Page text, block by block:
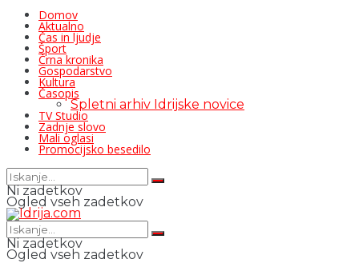
Domov
Aktualno
Čas in ljudje
Šport
Črna kronika
Gospodarstvo
Kultura
Časopis
Spletni arhiv Idrijske novice
TV Studio
Zadnje slovo
Mali oglasi
Promocijsko besedilo
Ni zadetkov
Ogled vseh zadetkov
Ni zadetkov
Ogled vseh zadetkov